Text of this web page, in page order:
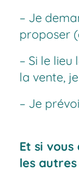
– Je
proposer
– Si le
la vente,
– Je
Et si
les